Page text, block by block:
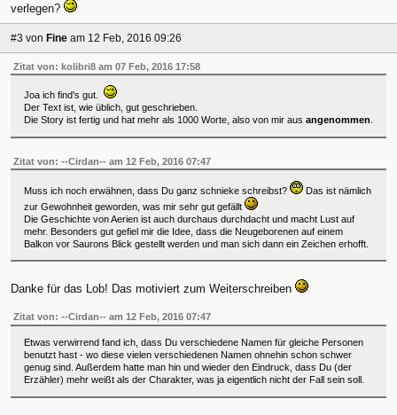
verlegen?
#3 von Fine am 12 Feb, 2016 09:26
Zitat von: kolibri8 am 07 Feb, 2016 17:58
Joa ich find's gut.
Der Text ist, wie üblich, gut geschrieben.
Die Story ist fertig und hat mehr als 1000 Worte, also von mir aus angenommen
Zitat von: --Cirdan-- am 12 Feb, 2016 07:47
Muss ich noch erwähnen, dass Du ganz schnieke schreibst?
Das ist nämlich
zur Gewohnheit geworden, was mir sehr gut gefällt
Die Geschichte von Aerien ist auch durchaus durchdacht und macht Lust auf
mehr. Besonders gut gefiel mir die Idee, dass die Neugeborenen auf einem
Balkon vor Saurons Blick gestellt werden und man sich dann ein Zeichen erhofft.
Danke für das Lob! Das motiviert zum Weiterschreiben
Zitat von: --Cirdan-- am 12 Feb, 2016 07:47
Etwas verwirrend fand ich, dass Du verschiedene Namen für gleiche Personen
benutzt hast - wo diese vielen verschiedenen Namen ohnehin schon schwer
genug sind. Außerdem hatte man hin und wieder den Eindruck, dass Du (der
Erzähler) mehr weißt als der Charakter, was ja eigentlich nicht der Fall sein soll.